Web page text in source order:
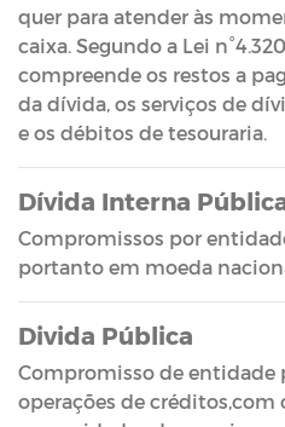
quer para atender às
caixa. Segundo a Lei
compreende os restos a
da dívida, os serviços de
e os débitos de tesouraria.
Dívida Interna
Compromissos por
portanto em moeda
Divida Pública
Compromisso de entidade
operações de créditos,com